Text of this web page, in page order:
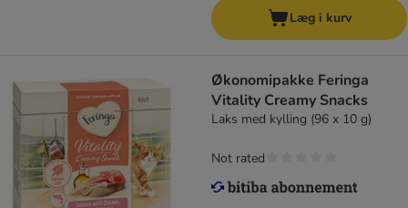
Læg i kurv
Økonomipakke Feringa
Vitality Creamy Snacks
Laks med kylling (96 x 10 g)
Not rated